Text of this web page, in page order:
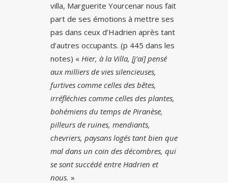
villa, Marguerite Yourcenar nous fait
part de ses émotions à mettre ses
pas dans ceux d’Hadrien après tant
d’autres occupants. (p 445 dans les
notes) « Hier, à la Villa, [j’ai] pensé
aux milliers de vies silencieuses,
furtives comme celles des bêtes,
irréfléchies comme celles des plantes,
bohémiens du temps de Piranèse,
pilleurs de ruines, mendiants,
chevriers, paysans logés tant bien que
mal dans un coin des décombres, qui
se sont succédé entre Hadrien et
nous. »